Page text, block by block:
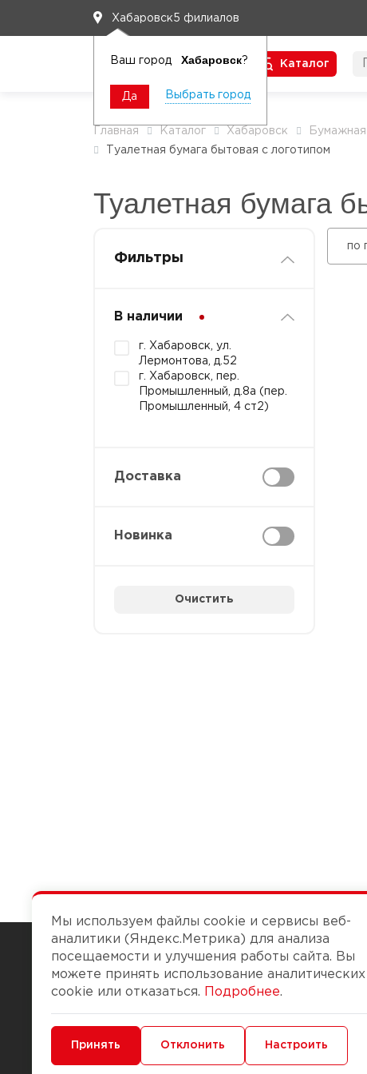
Хабаровск5 филиалов
Ваш город Хабаровск?
Да Выбрать город
Каталог
Главная Каталог Хабаровск Бумажная
Туалетная бумага бытовая с логотипом
Туалетная бумага
Фильтры
В наличии
г. Хабаровск, ул.
Лермонтова, д.52
г. Хабаровск, пер.
Промышленный, д.8а (пер.
Промышленный, 4 ст2)
Доставка
Новинка
Очистить
по
Чтобы вам легко работалось
Доставка и оплата
Мы используем файлы cookie и сервисы веб-
аналитики (Яндекс.Метрика) для анализа
посещаемости и улучшения работы сайта. Вы
можете принять использование аналитических
cookie или отказаться.
Подробнее.
Минимальные Функциональные/Аналитические
Принять Отклонить Настроить